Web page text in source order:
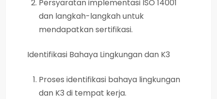
Persyaratan implementasi ISO 14001
dan langkah-langkah untuk
mendapatkan sertifikasi.
Identifikasi Bahaya Lingkungan dan K3
Proses identifikasi bahaya lingkungan
dan K3 di tempat kerja.